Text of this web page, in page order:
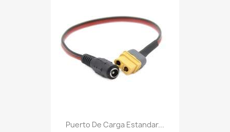
Puerto De Carga Estandar...